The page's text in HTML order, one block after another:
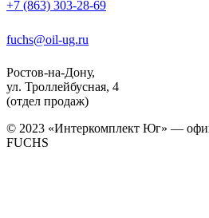
+7 (863) 303-28-69
fuchs@oil-ug.ru
Ростов-на-Дону,
ул. Троллейбусная, 4
(отдел продаж)
© 2023 «Интеркомплект Юг» —
FUCHS